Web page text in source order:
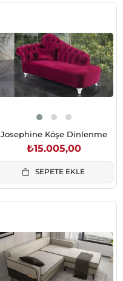
Josephine Köşe Dinlenme
₺15.005,00
SEPETE EKLE